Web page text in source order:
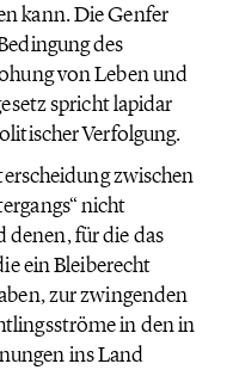
kann. Die Genfer
des
von Leben und
spricht lapidar
Verfolgung.
zwischen
nicht
denen, für die das
ein Bleiberecht
zur zwingenden
in den in
ins Land